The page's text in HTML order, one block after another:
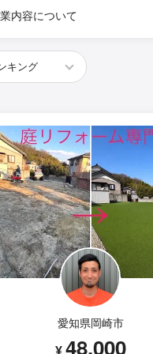
内容について
愛知県岡崎市
48,000